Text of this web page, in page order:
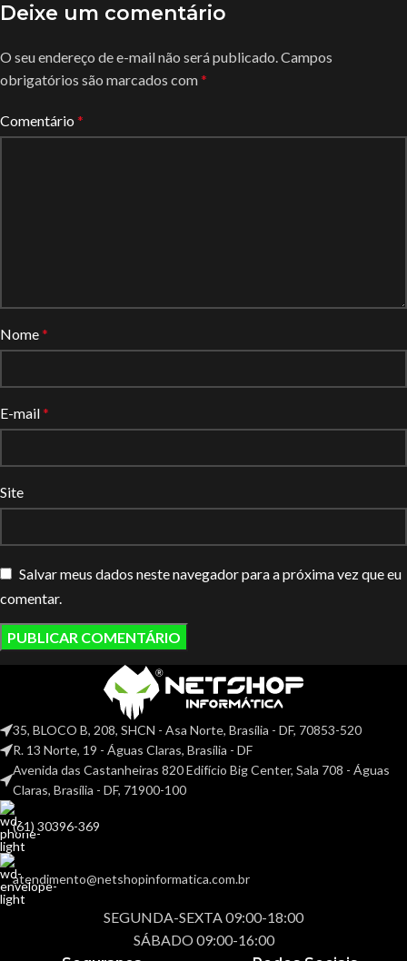
Deixe um comentário
O seu endereço de e-mail não será publicado.Campos
obrigatórios são marcados com*
Comentário *
Nome*
E-mail*
Site
Salvar meus dados neste navegador para a próxima vez que eu
comentar.
35, BLOCO B, 208, SHCN - Asa Norte, Brasília - DF, 70853-520
R. 13 Norte, 19 - Águas Claras, Brasília - DF
Avenida das Castanheiras 820 Edifício Big Center, Sala 708 - Águas
Claras, Brasília - DF, 71900-100
(61) 30396-369
atendimento@netshopinformatica.com.br
SEGUNDA-SEXTA 09:00-18:00
SÁBADO 09:00-16:00